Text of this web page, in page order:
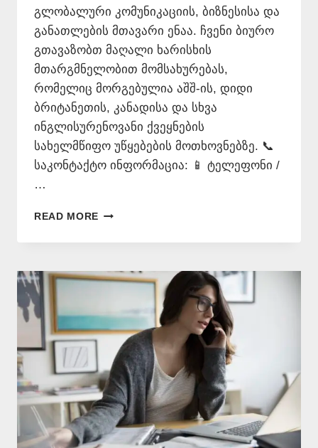
გლობალური კომუნიკაციის, ბიზნესისა და
განათლების მთავარი ენაა. ჩვენი ბიურო
გთავაზობთ მაღალი ხარისხის
მთარგმნელობით მომსახურებას,
რომელიც მორგებულია აშშ-ის, დიდი
ბრიტანეთის, კანადისა და სხვა
ინგლისურენოვანი ქვეყნების
სახელმწიფო უწყებების მოთხოვნებზე. 📞
საკონტაქტო ინფორმაცია: 📱 ტელეფონი /
…
READ MORE ᲘᲜᲒᲚᲘᲡᲣᲠᲐᲓ
+995
546